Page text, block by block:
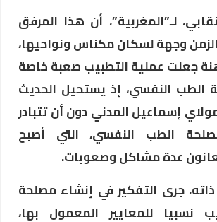
لـ”المغربية”، أن هذا المرفق
وجهة لسكان مكناس ونواحيها،
جعلت عملية التطبيب صعبة خاصة
الطب النفسي، إذ يستحيل الحديث
إسماعيل المدني دون أن تتبادر
الطب النفسي، التي أصبح
عدة مشاكل وصعوبات.
جرى التفكير في إنشاء مصلحة
نسبيا للمعايير المعمول بها،